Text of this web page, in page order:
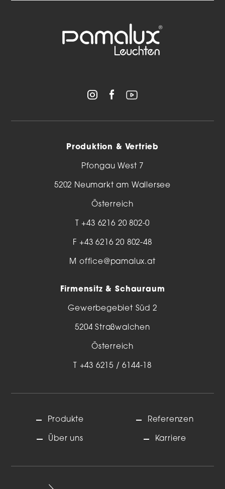
Produktion & Vertrieb
Pfongau West 7
5202 Neumarkt am Wallersee
Österreich
T+43 6216 20 802-0
F +43 6216 20 802-48
M office@pamalux.at
Firmensitz & Schauraum
Gewerbegebiet Süd 2
5204 Straßwalchen
Österreich
T +43 6215 / 6144-18
Produkte
Über uns
Referenzen
Karriere